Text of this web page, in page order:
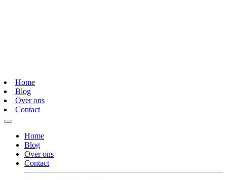
Home
Blog
Over ons
Contact
Home
Blog
Over ons
Contact